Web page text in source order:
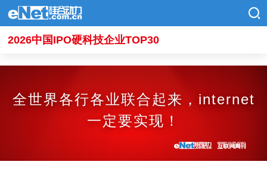
2026中国IPO硬科技企业TOP30
全世界各行各业联合起来，internet
一定要实现！